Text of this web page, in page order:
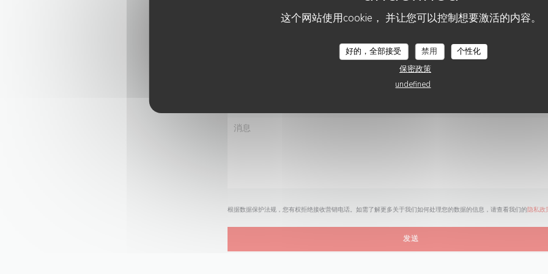
这个网站使用cookie， 并让您可以控制想要激活的内容。
好的，全部接受 禁用
个性化
保密政策
undefined
请填写下面的表格!
根据数据保护法规，您有权拒绝接收营销电话。如需了解更多关于我们如何处理您的数据的信息，请查看我们的隐私政